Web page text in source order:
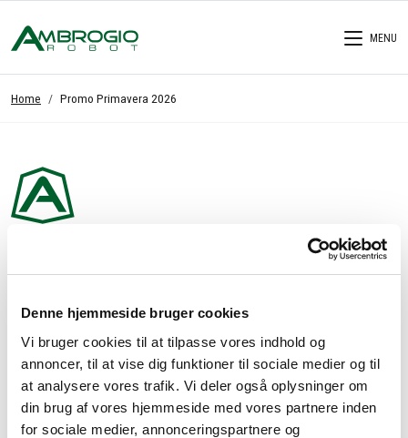
Denne hjemmeside bruger cookies
Vi bruger cookies til at tilpasse vores indhold og
annoncer, til at vise dig funktioner til sociale medier og til
at analysere vores trafik. Vi deler også oplysninger om
din brug af vores hjemmeside med vores partnere inden
for sociale medier, annonceringspartnere og
MENU
Home Promo Primavera 2026
Søger du hjælp eller vil du vide mere?
Vi er her for at hjælpe dig!
Hvis du gerne vil vide mere om de nyeste Ambrogio Robotmodeller,
hvis du ønsker særlige oplysninger eller hjælp til dit køb, kan du
finde alt det, du søger, her.